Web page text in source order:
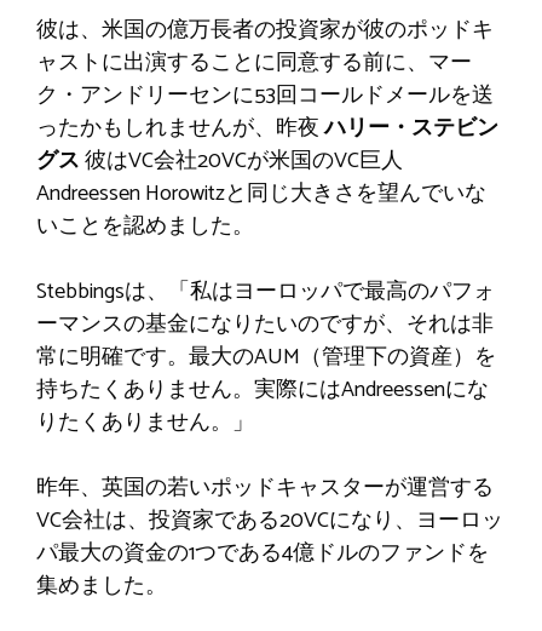
彼は、米国の億万長者の投資家が彼のポッドキ
ャストに出演することに同意する前に、マー
ク・アンドリーセンに53回コールドメールを送
ったかもしれませんが、昨夜ハリー・ステビン
グス彼はVC会社20VCが米国のVC巨人
Andreessen Horowitzと同じ大きさを望んでいな
いことを認めました。
Stebbingsは、「私はヨーロッパで最高のパフォ
ーマンスの基金になりたいのですが、それは非
常に明確です。最大のAUM（管理下の資産）を
持ちたくありません。実際にはAndreessenにな
りたくありません。」
昨年、英国の若いポッドキャスターが運営する
VC会社は、投資家である20VCになり、ヨーロッ
パ最大の資金の1つである4億ドルのファンドを
集めました。